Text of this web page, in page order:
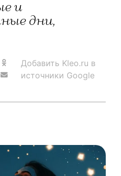
и
дни,
Добавить Kleo.ru в
источники Google